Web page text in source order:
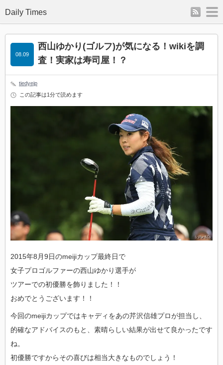
Daily Times rss
西山ゆかり(ゴルフ)が気になる！wikiを調
査！実家は寿司屋！？
08.09
tiedyejp
この記事は1分で読めます
2015年8月9日のmeijiカップ最終日で
女子プロゴルファーの西山ゆかり選手が
ツアーでの初優勝を飾りました！！
おめでとうございます！！
今回のmeijiカップではキャディをあの芹沢信雄プロが担当し、
的確なアドバイスのもと、素晴らしい結果が出せて良かったです
ね。
初優勝ですからその喜びは相当大きなものでしょう！